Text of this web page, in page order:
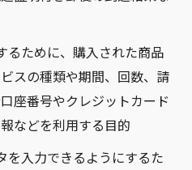
るために、購入された商品
スの種類や期間、回数、請
座番号やクレジットカード
などを利用する目的
を入力できるようにするた